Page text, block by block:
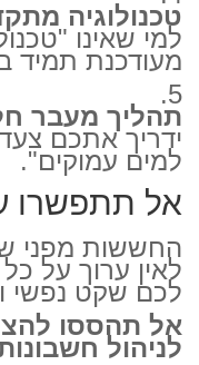
טכנולוגיה
למי שאינו
מעודכנת תמיד
תהליך מעבר
ידריך אתכם
למים עמוקים".
אל תתפשרו
החששות מפני
לאין ערוך על
לכם שקט נפשי
אל תהססו
לניהול